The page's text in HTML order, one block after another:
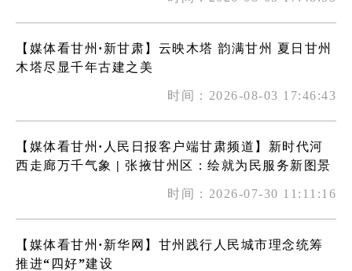
【媒体看甘州·新甘肃】云映木塔 韵满甘州 夏日甘州
木塔尽显千年古建之美
时间：2026-08-03 17:46:43
【媒体看甘州·人民日报客户端甘肃频道】新时代河
西走廊万千气象 | 张掖甘州区：绘就为民服务新图景
时间：2026-07-30 11:11:16
【媒体看甘州·新华网】甘州践行人民城市理念统筹
推进“四好”建设